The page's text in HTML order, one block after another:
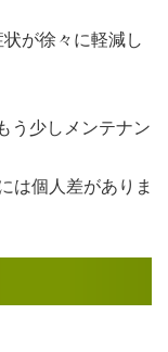
が徐々に軽減し
う少しメンテナン
個人差がありま